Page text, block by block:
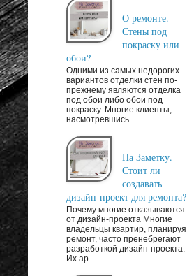
О ремонте.
Стены под
покраску или
обои?
Одними из самых недорогих
вариантов отделки стен по-
прежнему являются отделка
под обои либо обои под
покраску. Многие клиенты,
насмотревшись...
На Заметку.
Стоит ли
создавать
дизайн-проект для ремонта?
Почему многие отказываются
от дизайн-проекта Многие
владельцы квартир, планируя
ремонт, часто пренебрегают
разработкой дизайн-проекта.
Их ар...